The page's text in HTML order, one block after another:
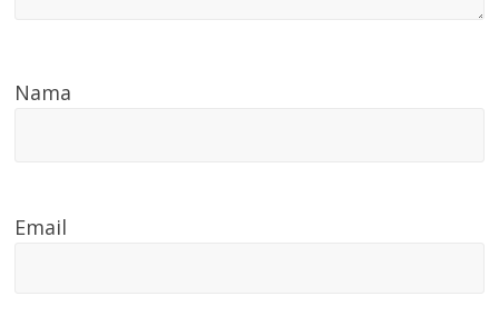
Nama
Email